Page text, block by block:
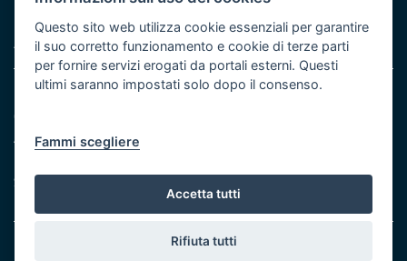
Iniziativa finanziata con risorse del POR Puglia 2014/2020 -
Asse XI
Note legali
Cookie e privacy
Atti di notifica
Servizi Intranet
© Regione Puglia
Questo sito web utilizza cookie essenziali per garantire
il suo corretto funzionamento e cookie di terze parti
per fornire servizi erogati da portali esterni. Questi
ultimi saranno impostati solo dopo il consenso.
Fammi scegliere
Accetta tutti
Rifiuta tutti